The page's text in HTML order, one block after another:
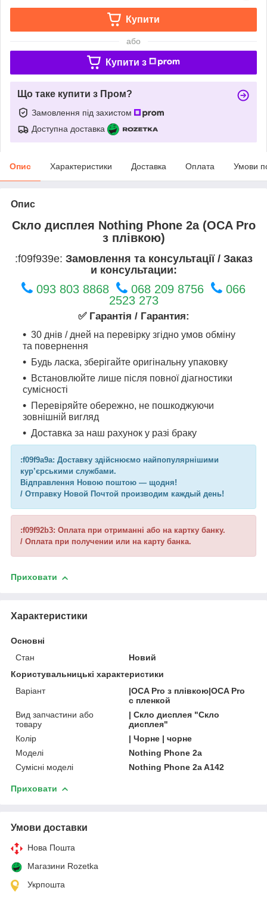
Купити
або
Купити з
Що таке купити з Пром?
Замовлення під захистом
Доступна доставка
Опис Характеристики Доставка Оплата Умови
Опис
Скло дисплея Nothing Phone 2a (OCA Pro
з плівкою)
:f09f939e: Замовлення та консультації / Заказ
и консультации:
093 803 8868 068 209 8756
066
2523 273
✅ Гарантія / Гарантия:
30 днів / дней на перевірку згідно умов обміну
та повернення
Будь ласка, зберігайте оригінальну упаковку
Встановлюйте лише після повної діагностики
сумісності
Перевіряйте обережно, не пошкоджуючи
зовнішній вигляд
Доставка за наш рахунок у разі браку
:f09f9a9a: Доставку здійснюємо найпопулярнішими
кур’єрськими службами.
Відправлення Новою поштою — щодня!
/ Отправку Новой Почтой производим каждый день!
:f09f92b3: Оплата при отриманні або на картку банку.
/ Оплата при получении или на карту банка.
Приховати
Характеристики
Основні
Стан
Новий
Користувальницькі характеристики
Варіант
|OCA Pro з плівкою|OCA Pro
с пленкой
Вид запчастини або
товару
| Скло дисплея "Скло
дисплея"
Колір
| Чорне | чорне
Моделі
Nothing Phone 2a
Сумісні моделі
Nothing Phone 2a A142
Приховати
Умови доставки
Нова Пошта
Магазини Rozetka
Укрпошта